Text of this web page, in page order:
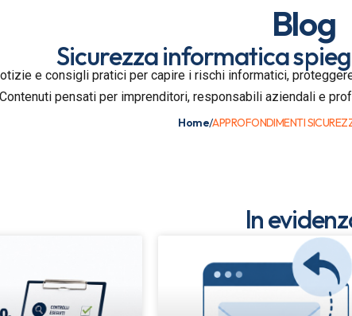
Blog
Sicurezza informatica
e consigli pratici per capire i rischi informatici,
Contenuti pensati per imprenditori, responsabili aziendali e
Home/APPROFONDIMENTI
In